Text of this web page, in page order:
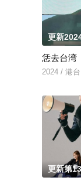
更新
恁去台湾
2024 / 港
更新第